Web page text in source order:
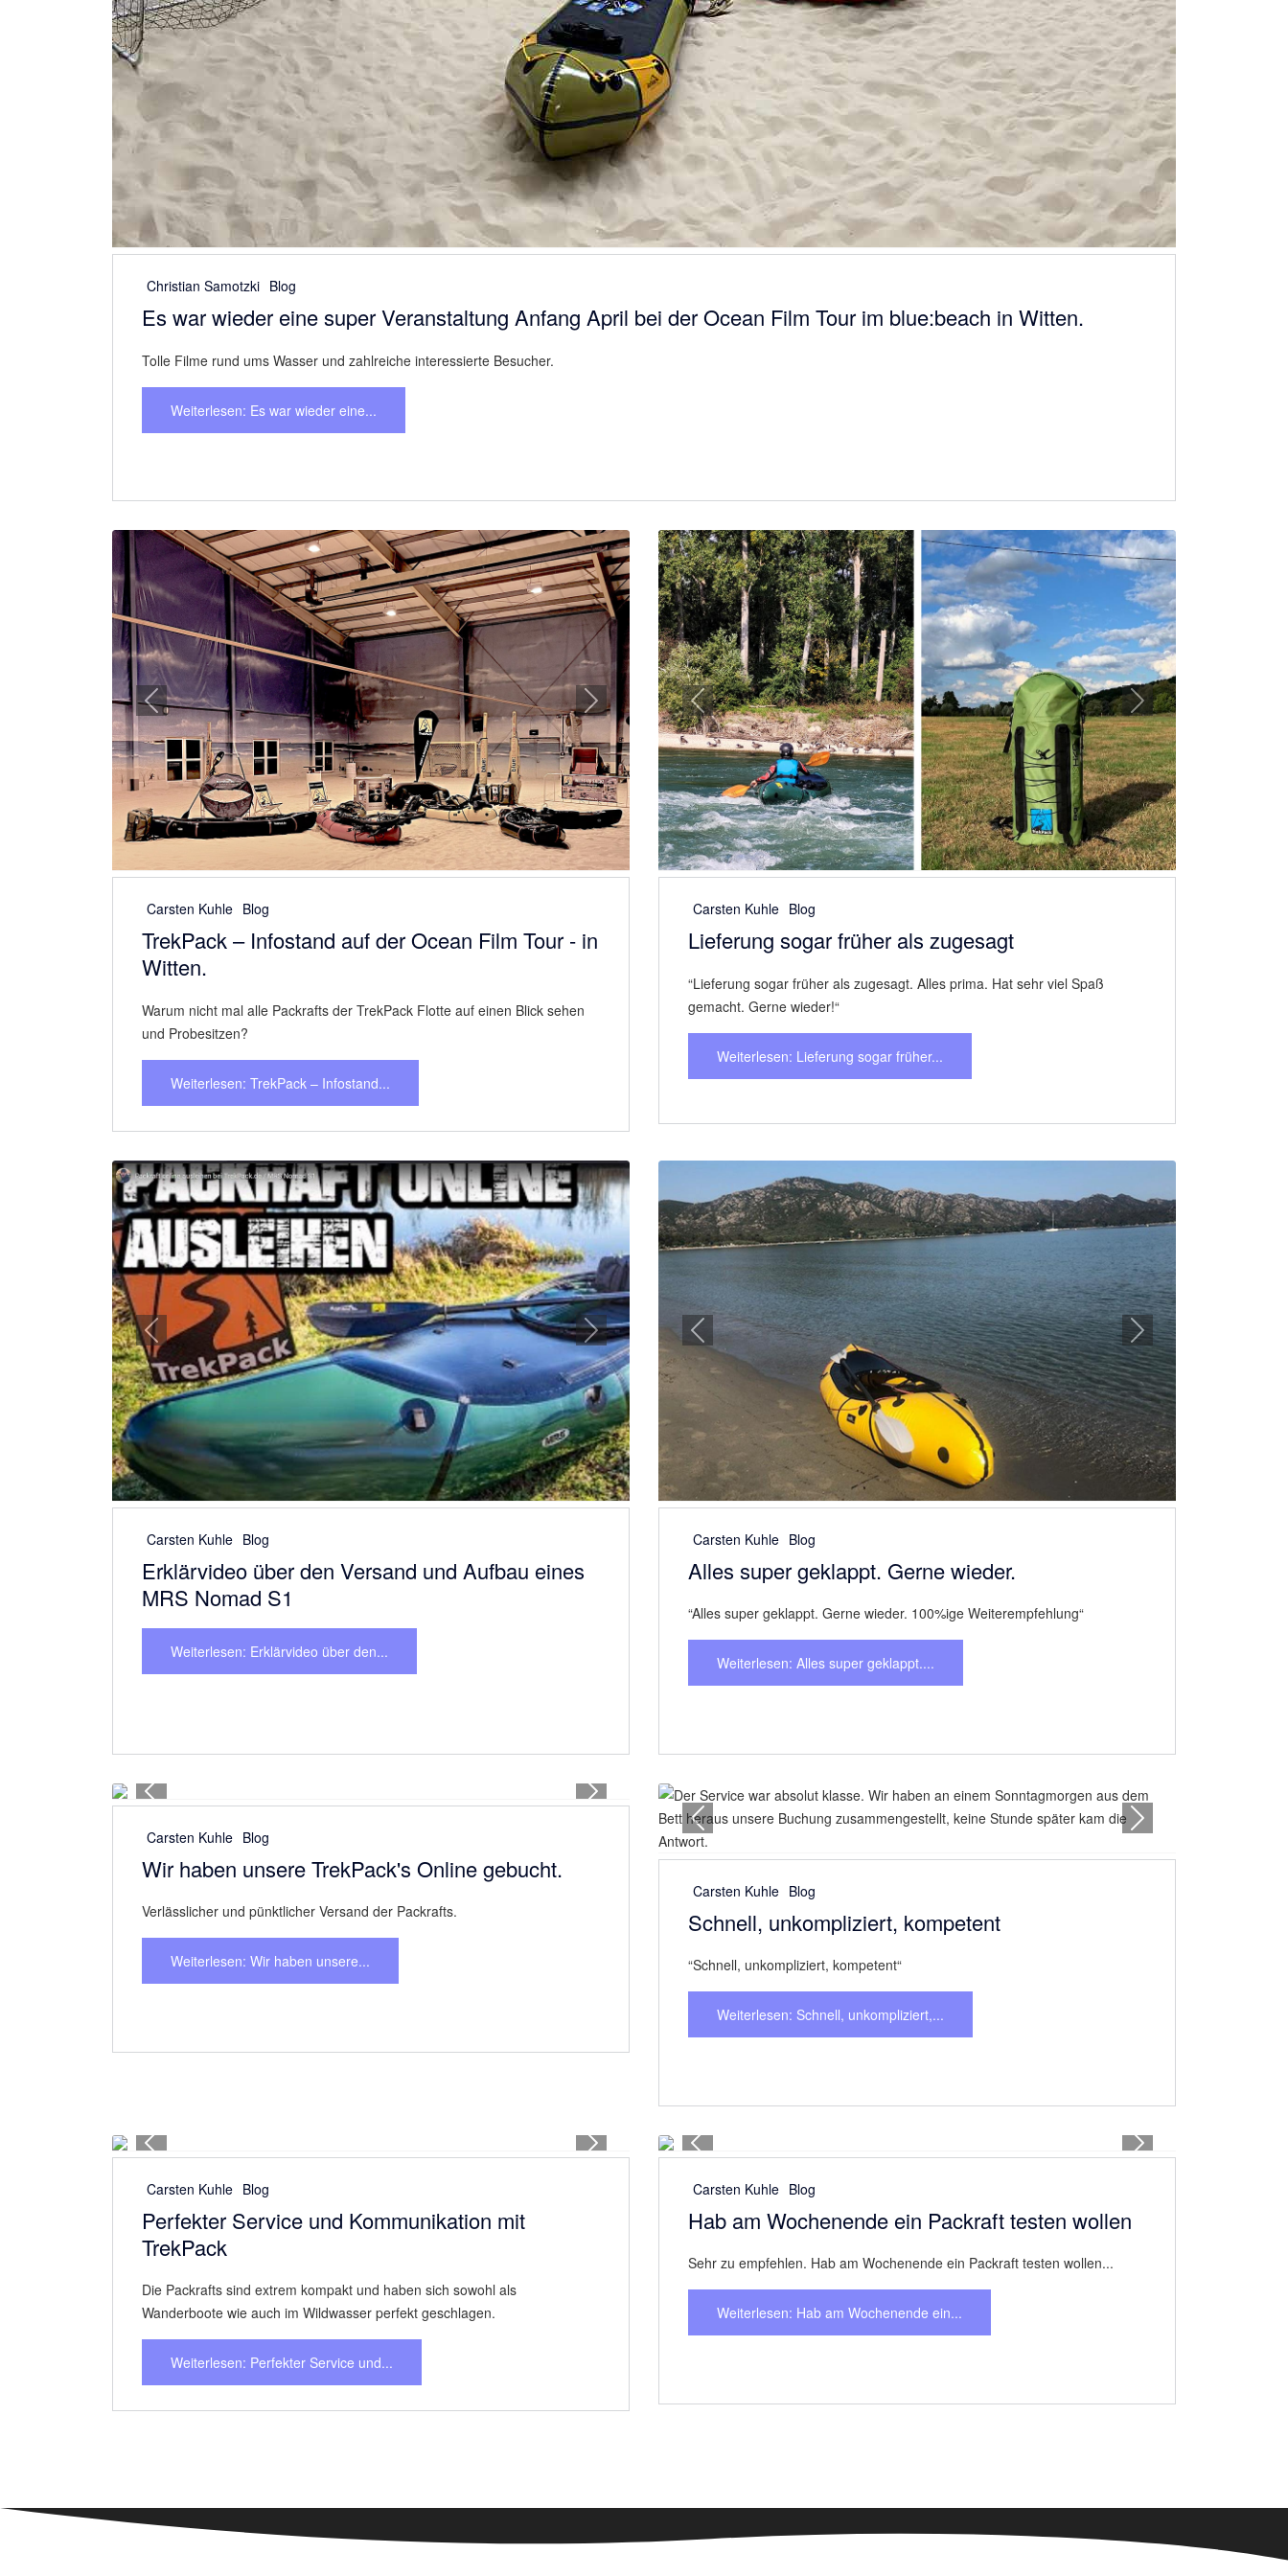
Christian Samotzki Blog
Es war wieder eine super Veranstaltung Anfang April bei der Ocean Film Tour im blue:beach in Witten.
Tolle Filme rund ums Wasser und zahlreiche interessierte Besucher.
Weiterlesen: Es war wieder eine...
Previous
Next
Carsten Kuhle Blog
TrekPack – Infostand auf der Ocean Film Tour - in
Witten.
Warum nicht mal alle Packrafts der TrekPack Flotte auf einen Blick sehen
und Probesitzen?
Weiterlesen: TrekPack – Infostand...
Previous Next
Carsten Kuhle Blog
Lieferung sogar früher als zugesagt
“Lieferung sogar früher als zugesagt. Alles prima. Hat sehr viel Spaß
gemacht. Gerne wieder!“
Weiterlesen: Lieferung sogar früher...
Previous
Next
Carsten Kuhle Blog
Erklärvideo über den Versand und Aufbau eines
MRS Nomad S1
Weiterlesen: Erklärvideo über den...
Carsten Kuhle Blog
Alles super geklappt. Gerne wieder.
“Alles super geklappt. Gerne wieder. 100%ige Weiterempfehlung“
Weiterlesen: Alles super geklappt....
Previous
Next
Carsten Kuhle
Blog
Wir haben unsere TrekPack's Online gebucht.
Verlässlicher und pünktlicher Versand der Packrafts.
Weiterlesen: Wir haben unsere...
Previous Next
Carsten Kuhle Blog
Schnell, unkompliziert, kompetent
“Schnell, unkompliziert, kompetent“
Weiterlesen: Schnell, unkompliziert,...
Carsten Kuhle Blog
Perfekter Service und Kommunikation mit
TrekPack
Hab am Wochenende ein Packraft testen wollen
Sehr zu empfehlen. Hab am Wochenende ein Packraft testen wollen...
Home Impressum Datenschutz FAQ Kontakt Login